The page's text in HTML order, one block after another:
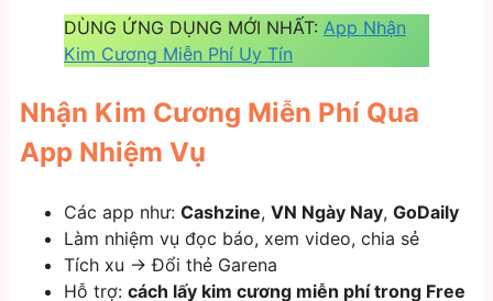
DÙNG ỨNG DỤNG MỚI NHẤT: App Nhận
Kim Cương Miễn Phí Uy Tín
Nhận Kim Cương Miễn Phí Qua
App Nhiệm Vụ
Các app như: Cashzine, VN Ngày Nay, GoDaily
Làm nhiệm vụ đọc báo, xem video, chia sẻ
Tích xu → Đổi thẻ Garena
Hỗ trợ: cách lấy kim cương miễn phí trong Free